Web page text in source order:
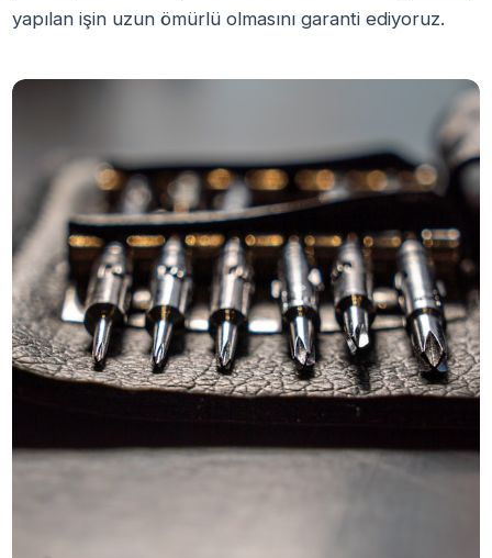
yapılan işin uzun ömürlü olmasını garanti ediyoruz.